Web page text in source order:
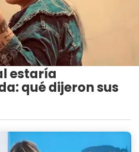
estaría
qué dijeron sus